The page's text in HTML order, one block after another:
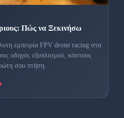
Πώς να Ξεκινήσω
εμπειρία FPV drone racing στα
οδηγός εξοπλισμού, κόστους
σου πτήση.